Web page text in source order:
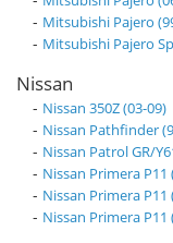
- Mitsubishi Pajero
- Mitsubishi Pajero
Nissan
- Nissan 350Z (03-09)
- Nissan Pathfinder
- Nissan Patrol GR/
- Nissan Primera P11
- Nissan Primera P11
- Nissan Primera P11